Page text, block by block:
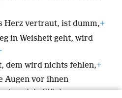
Herz vertraut, ist dumm,+
in Weisheit geht, wird
dem wird nichts fehlen,+
Augen vor ihnen
viele Flüche.